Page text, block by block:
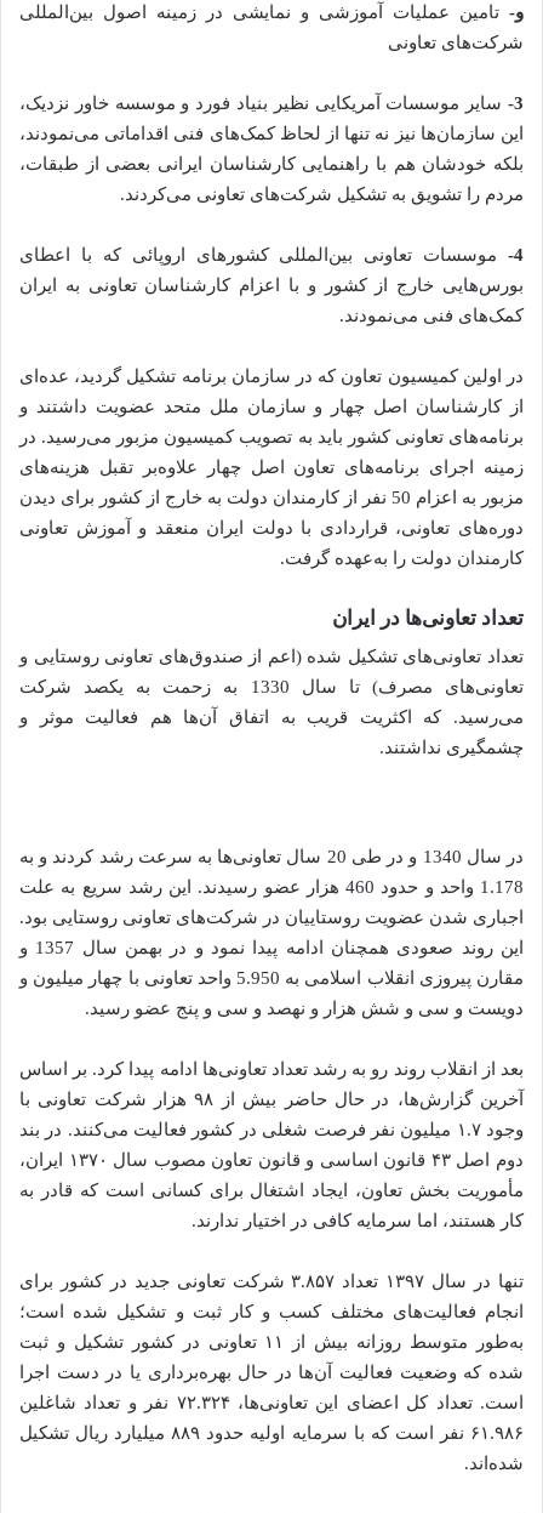
و- تامین عملیات آموزشی و نمایشی در زمینه اصول بین‌المللی
شرکت‌های تعاونی
3-
سایر موسسات آمریکایی نظیر بنیاد فورد و موسسه خاور نزدیک،
این سازمان‌ها نیز نه تنها از لحاظ کمک‌های فنی اقداماتی می‌نمودند،
بلکه خودشان هم با راهنمایی کارشناسان ایرانی بعضی از طبقات،
مردم را تشویق به تشکیل شرکت‌های تعاونی می‌کردند.
4-
موسسات تعاونی بین‌المللی کشورهای اروپائی که با اعطای
بورس‌هایی خارج از کشور و با اعزام کارشناسان تعاونی به ایران
کمک‌های فنی می‌نمودند.
در اولین کمیسیون تعاون که در سازمان برنامه تشکیل گردید، عده‌ای
از کارشناسان اصل چهار و سازمان ملل متحد عضویت داشتند و
برنامه‌های تعاونی کشور باید به تصویب کمیسیون مزبور می‌رسید. در
زمینه اجرای برنامه‌های تعاون اصل چهار علاوه‌بر تقبل هزینه‌های
مزبور به اعزام 50 نفر از کارمندان دولت به خارج از کشور برای دیدن
دوره‌های تعاونی، قراردادی با دولت ایران منعقد و آموزش تعاونی
کارمندان دولت را به‌عهده گرفت.
تعداد تعاونی‌ها در ایران
تعداد تعاونی‌های تشکیل شده (اعم از صندوق‌های تعاونی روستایی و
تعاونی‌های مصرف) تا سال 1330 به زحمت به یکصد شرکت
می‌رسید. که اکثریت قریب به اتفاق آن‌ها هم فعالیت موثر و
چشمگیری نداشتند.
در سال 1340 و در طی 20 سال تعاونی‌ها به سرعت رشد کردند و به
1.178 واحد و حدود 460 هزار عضو رسیدند. این رشد سریع به علت
اجباری شدن عضویت روستاییان در شرکت‌های تعاونی روستایی بود.
این روند صعودی همچنان ادامه پیدا نمود و در بهمن سال 1357 و
مقارن پیروزی انقلاب اسلامی به 5.950 واحد تعاونی با چهار میلیون و
دویست و سی و شش هزار و نهصد و سی و پنج عضو رسید.
بعد از انقلاب روند رو به رشد تعداد تعاونی‌ها ادامه پیدا کرد. بر اساس
آخرین گزارش‌ها، در حال حاضر بیش از ۹۸ هزار شرکت تعاونی با
وجود ۱.۷ میلیون نفر فرصت شغلی در کشور فعالیت می‌کنند. در بند
دوم اصل ۴۳ قانون اساسی و قانون تعاون مصوب سال ۱۳۷۰ ایران،
مأموریت بخش تعاون، ایجاد اشتغال برای کسانی است که قادر به
کار هستند، اما سرمایه کافی در اختیار ندارند.
تنها در سال ۱۳۹۷ تعداد ۳.۸۵۷ شرکت تعاونی جدید در کشور برای
انجام فعالیت‌های مختلف کسب و کار ثبت و تشکیل شده است؛
به‌طور متوسط روزانه بیش از ۱۱ تعاونی در کشور تشکیل و ثبت
شده که وضعیت فعالیت آن‌ها در حال بهره‌برداری یا در دست اجرا
است. تعداد کل اعضای این تعاونی‌ها، ۷۲.۳۲۴ نفر و تعداد شاغلین
۶۱.۹۸۶ نفر است که با سرمایه اولیه حدود ۸۸۹ میلیارد ریال تشکیل
شده‌اند.